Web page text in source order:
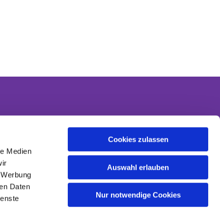
Medien
Daten
Cookies zulassen
Auswahl erlauben
Nur notwendige Cookies
Kontakt
Kontaktinformationen
Impressum